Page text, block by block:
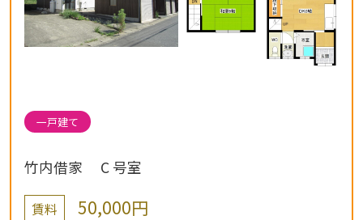
一戸建て
竹内借家 C 号室
賃料 50,000円